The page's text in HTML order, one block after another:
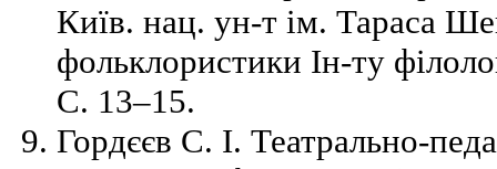
Київ. нац. ун-т ім. Тараса
фольклористики Ін-ту
С. 13–15.
Гордєєв С. І. Театрально-